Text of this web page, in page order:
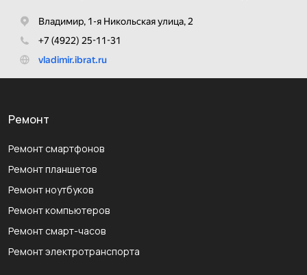
Ремонт
Ремонт смартфонов
Ремонт планшетов
Ремонт ноутбуков
Ремонт компьютеров
Ремонт смарт-часов
Ремонт электротранспорта